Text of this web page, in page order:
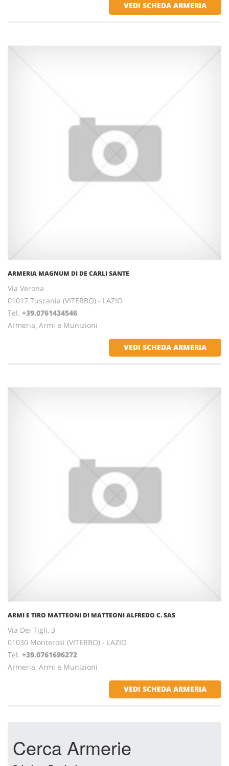
VEDI SCHEDA ARMERIA
ARMERIA MAGNUM DI DE CARLI SANTE
Via Verona
01017 Tuscania (VITERBO) - LAZIO
Tel. +39.0761434546
Armeria, Armi e Munizioni
VEDI SCHEDA ARMERIA
ARMI E TIRO MATTEONI DI MATTEONI ALFREDO C. SAS
Via Dei Tigli, 3
01030 Monterosi (VITERBO) - LAZIO
Tel. +39.0761696272
Armeria, Armi e Munizioni
VEDI SCHEDA ARMERIA
Cerca Armerie